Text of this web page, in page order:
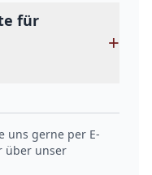
für
+
uns gerne per E-
über unser